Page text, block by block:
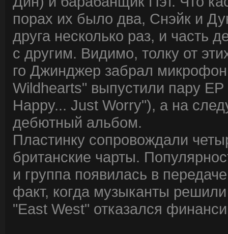
порах их было два, Снэйк и
друга несколько раз, и часть
с другим. Видимо, толку от
го Джинджер забрал
Wildhearts" выпустили пару
Happy... Just Worry"), а на
дебютный альбом.
Пластинку сопровождали
британские чарты.
и группа появилась в
факт, когда музыканты
"East West" отказался